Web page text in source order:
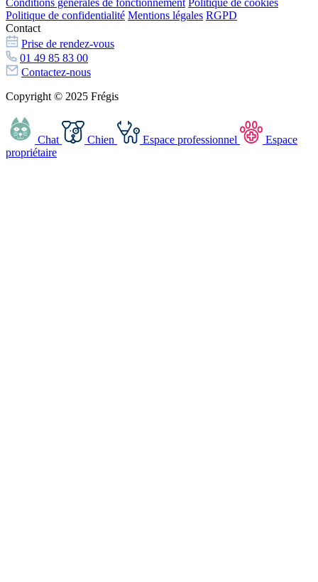
Conditions générales de fonctionnement Politique de cookies
Politique de confidentialité Mentions légales RGPD
Contact
Prise de rendez-vous
01 49 85 83 00
Contactez-nous
Copyright © 2025 Frégis
Chat Chien Espace professionnel
Espace
propriétaire